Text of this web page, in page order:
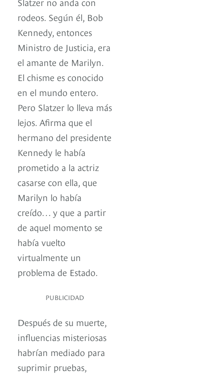
rodeos. Según él, Bob
Kennedy, entonces
Ministro de Justicia, era
el amante de Marilyn.
El chisme es conocido
en el mundo entero.
Pero Slatzer lo lleva más
lejos. Afirma que el
hermano del presidente
Kennedy le había
prometido a la actriz
casarse con ella, que
Marilyn lo había
creído… y que a partir
de aquel momento se
había vuelto
virtualmente un
problema de Estado.
PUBLICIDAD
Después de su muerte,
influencias misteriosas
habrían mediado para
suprimir pruebas,